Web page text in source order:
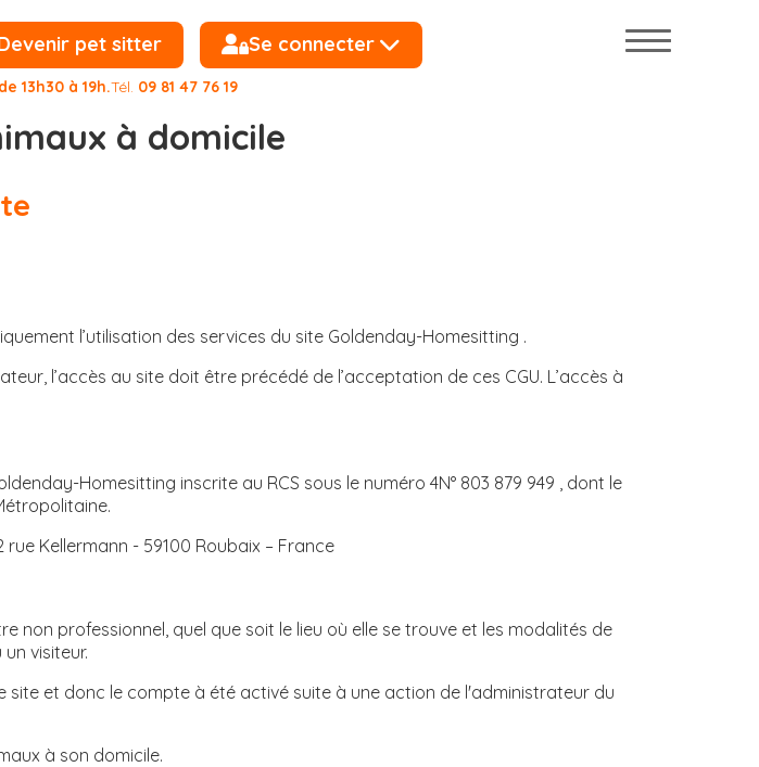
pet sitter Se connecter
13h30 à 19h.Tél. 09 81 47 76 19
à domicile
l’utilisation des services du site Goldenday-Homesitting .
l’accès au site doit être précédé de l’acceptation de ces CGU. L’accès à
Homesitting inscrite au RCS sous le numéro 4N° 803 879 949 , dont le
Kellermann - 59100 Roubaix – France
non professionnel, quel que soit le lieu où elle se trouve et les modalités de
visiteur.
et donc le compte à été activé suite à une action de l'administrateur du
à son domicile.